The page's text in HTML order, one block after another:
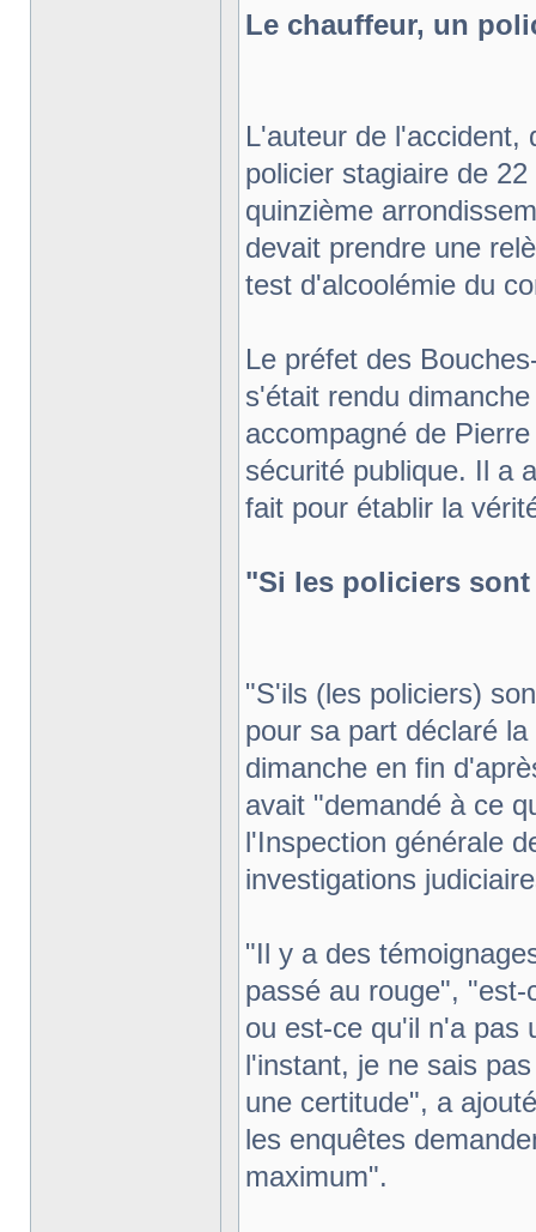
Le chauffeur, un
L'auteur de l'accident,
policier stagiaire de
quinzième
devait prendre une
test d'alcoolémie du
Le préfet des
s'était rendu
accompagné de
sécurité publique. Il a
fait pour établir la
"Si les policiers
"S'ils (les policiers)
pour sa part déclaré
dimanche en fin
avait "demandé à ce
l'Inspection générale
investigations
"Il y a des
passé au rouge",
ou est-ce qu'il n'a pas
l'instant, je ne sais
une certitude", a
les enquêtes
maximum".